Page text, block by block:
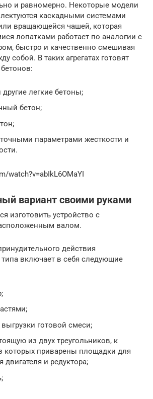
и равномерно. Некоторые модели
каскадными системами
вращающейся чашей, которая
лопатками работает по аналогии с
быстро и качественно смешивая
собой. В таких агрегатах готовят
другие легкие бетоны;
бетон;
параметрами жесткости и
watch?v=abIkL6OMaYI
вариант своими руками
изготовить устройство с
валом.
действия
типа включает в себя следующие
выгрузки готовой смеси;
из двух треугольников, к
которых приварены площадки для
двигателя и редуктора;